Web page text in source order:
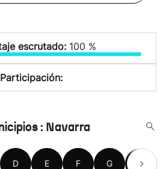
escrutado: 100 %
Participación:
: Navarra
D E F G H